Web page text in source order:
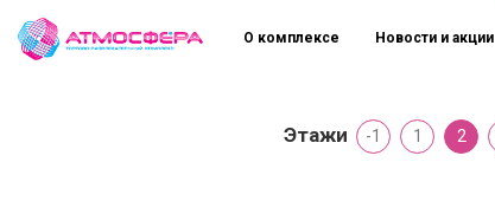
О комплексе Новости и акции
Этажи -1 1 2